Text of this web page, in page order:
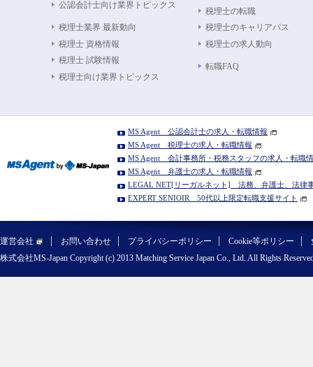
公認会計士向け業界トピックス
税理士業界 最新動向
税理士 資格情報
税理士 試験情報
税理士向け業界トピックス
税理士の転職
税理士のキャリアパス
税理士の求人動向
転職FAQ
MS Agent 公認会計士の求人・転職情報
MS Agent 税理士の求人・転職情報
MS Agent 会計事務所・税務スタッフの求人・転職
MS Agent 弁護士の求人・転職情報
LEGAL NET[リーガルネット] 法務、弁護士、法律
EXPERT SENIOIR 50代以上限定転職支援サイト
運営会社 お問い合わせ プライバシーポリシー Cookie等ポリシー
株式会社MS-Japan Copyright (c) 2013 Matching Service Japan Co., Ltd. All Rights